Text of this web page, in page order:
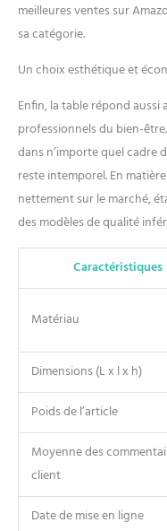
meilleures ventes sur
sa catégorie.
Un choix esthétique et
Enfin, la table répond
professionnels du bien-
dans n’importe quel cadre
reste intemporel. En
nettement sur le marché,
des modèles de qualité
Caractéristiques
Matériau
Dimensions (L x l x h)
Poids de l’article
Moyenne des
client
Date de mise en ligne